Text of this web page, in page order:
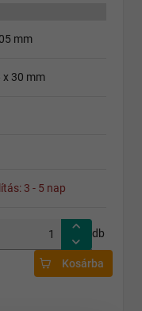
mm
x 30 mm
3 - 5 nap
db
Kosárba